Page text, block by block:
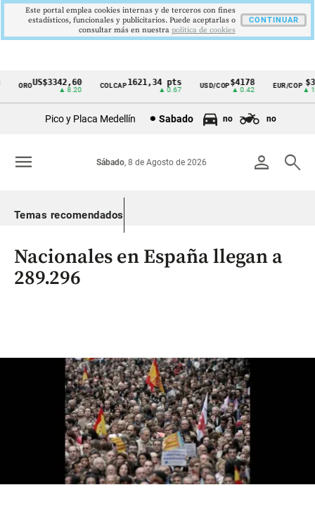
Cintillo
Colombia
OROUS$3342,60
▲ 8.20
COLCAP1621,34 pts
▲ 0.67
USD/COP$4178
▲ 0.42
EUR/COP
▲
Pico y Placa Medellín Sabado no no
person search
Sábado, 8 de Agosto de 2026
menu
Temas recomendados
Nacionales en España llegan a
289.296
Este portal emplea cookies internas y de terceros con fines
estadísticos, funcionales y publicitarios. Puede aceptarlas o
consultar más en nuestra politica de cookies
CONTINUAR